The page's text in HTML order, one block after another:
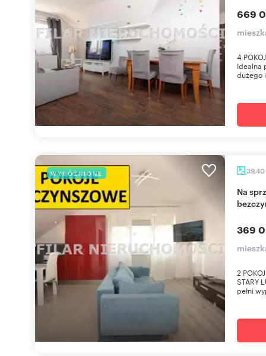
669
4
Idealna
dużego
WYRÓŻNIONE 39,40
Na sprzedaż nowoczesne 2-pokojowe mieszkanie
369
2
STARY
pełni